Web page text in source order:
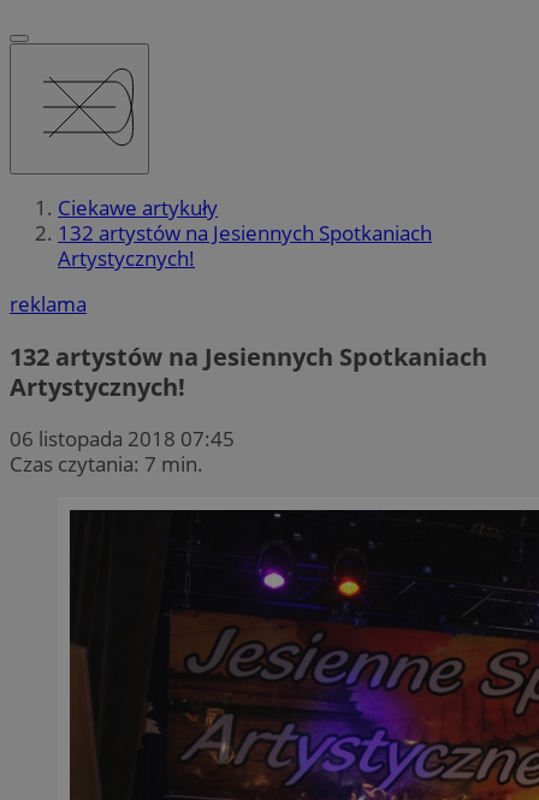
Ciekawe artykuły
132 artystów na Jesiennych Spotkaniach
Artystycznych!
reklama
132 artystów na Jesiennych Spotkaniach
Artystycznych!
06 listopada 2018 07:45
Czas czytania: 7 min.